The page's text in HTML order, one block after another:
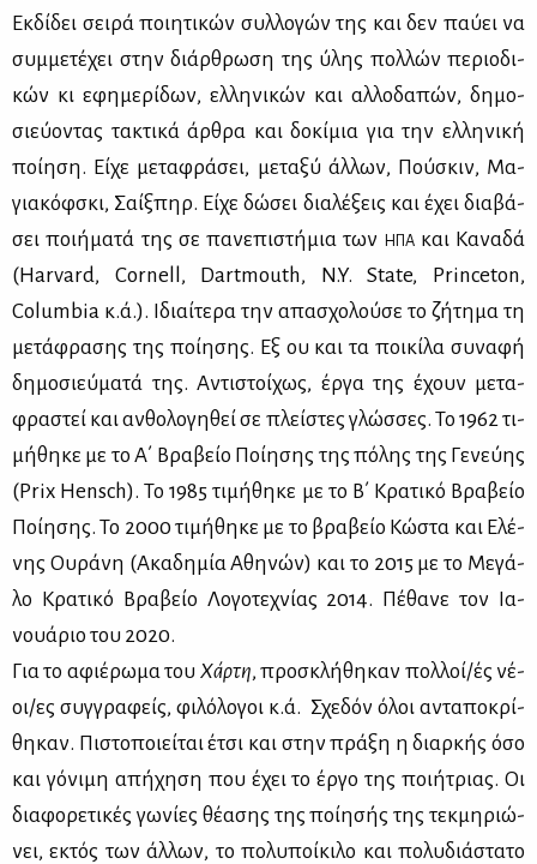
Εκ­δί­δει σει­ρά ποι­η­τι­κών συλ­λο­γών της και δεν παύ­ει να
συμ­με­τέ­χει στην διάρ­θρω­ση της ύλης πολ­λών πε­ριο­δι­
κών κι εφη­με­ρί­δων, ελ­λη­νι­κών και αλ­λο­δα­πών, δη­μο­
σιεύ­ο­ντας τα­κτι­κά άρ­θρα και δο­κί­μια για την ελ­λη­νι­κή
ποί­η­ση. Εί­χε με­τα­φρά­σει, με­τα­ξύ άλ­λων, Πού­σκιν, Μα­
για­κόφ­σκι, Σαίξ­πηρ. Εί­χε δώ­σει δια­λέ­ξεις και έχει δια­βά­
σει ποι­ή­μα­τά της σε πα­νε­πι­στή­μια των ΗΠΑκαι Κα­να­δά
(Harvard, Cornell, Dartmouth, N.Y. State, Princeton,
Columbia κ.ά.). Ιδιαί­τε­ρα την απα­σχο­λού­σε το ζή­τη­μα τη
με­τά­φρα­σης της ποί­η­σης. Εξ ου και τα ποι­κί­λα συ­να­φή
δη­μο­σιεύ­μα­τά της. Αντι­στοί­χως, έρ­γα της έχουν με­τα­
φρα­στεί και αν­θο­λο­γη­θεί σε πλεί­στες γλώσ­σες. Το 1962 τι­
μή­θη­κε με το Α΄ Βρα­βείο Ποί­η­σης της πό­λης της Γε­νεύ­ης
(Prix Hensch). Το 1985 τι­μή­θη­κε με το Β΄ Κρα­τι­κό Βρα­βείο
Ποί­η­σης. Το 2000 τι­μή­θη­κε με το βρα­βείο Κώ­στα και Ελέ­
νης Ου­ρά­νη (Ακα­δη­μία Αθη­νών) και το 2015 με το Με­γά­
λο Κρα­τι­κό Βρα­βείο Λο­γο­τε­χνί­ας 2014. Πέ­θα­νε τον Ια­
νουά­ριο του 2020.
Για το αφιέ­ρω­μα του Χάρ­τη, προ­σκλή­θη­καν πολ­λοί/ές νέ­
οι/ες συγ­γρα­φείς, φι­λό­λο­γοι κ.ά. Σχε­δόν όλοι αντα­πο­κρί­
θη­καν. Πι­στο­ποιεί­ται έτσι και στην πρά­ξη η διαρ­κής όσο
και γό­νι­μη απή­χη­ση που έχει το έρ­γο της ποι­ή­τριας. Οι
δια­φο­ρε­τι­κές γω­νί­ες θέ­α­σης της ποί­η­σής της τεκ­μη­ριώ­
νει, εκτός των άλ­λων, το πο­λυ­ποί­κι­λο και πο­λυ­διά­στα­το